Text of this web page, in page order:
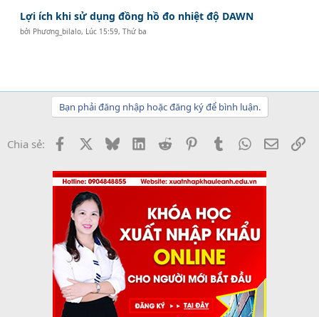
Lợi ích khi sử dụng đồng hồ đo nhiệt độ DAWN
bởi Phương_bilalo, Lúc 15:59, Thứ ba
Bạn phải đăng nhập hoặc đăng ký để bình luận.
Chia sẻ: Facebook BlueskyLinkedInReddit PinterestTumblrWhatsApp
Email